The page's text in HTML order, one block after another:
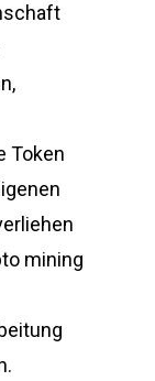
Token
mining